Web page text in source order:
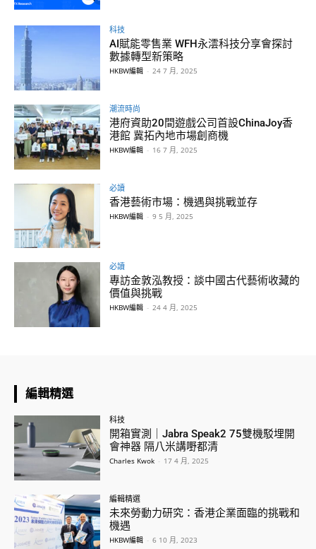
科技
AI賦能零售業 WFH永澐科技分享會探討
數據轉型新策略
HKBW編輯 - 24 7 月, 2025
潮流時尚
港府資助20間遊戲公司首設ChinaJoy香
港館 冀拓內地市場創商機
HKBW編輯 - 16 7 月, 2025
必讀
香港藝術市場：機遇與挑戰並存
HKBW編輯 - 9 5 月, 2025
必讀
專訪金敦泓教授：談中國古代藝術收藏的
價值與挑戰
HKBW編輯 - 24 4 月, 2025
編輯精選
科技
開箱實測｜Jabra Speak2 75雙機駁埋開
會神器 隔八米講嘢都清
Charles Kwok - 17 4 月, 2025
編輯精選
未來勞動力研究：香港企業面臨的挑戰和
機遇
HKBW編輯 - 6 10 月, 2023